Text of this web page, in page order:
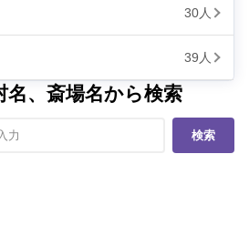
30人
39人
名、斎場名から検索
検索